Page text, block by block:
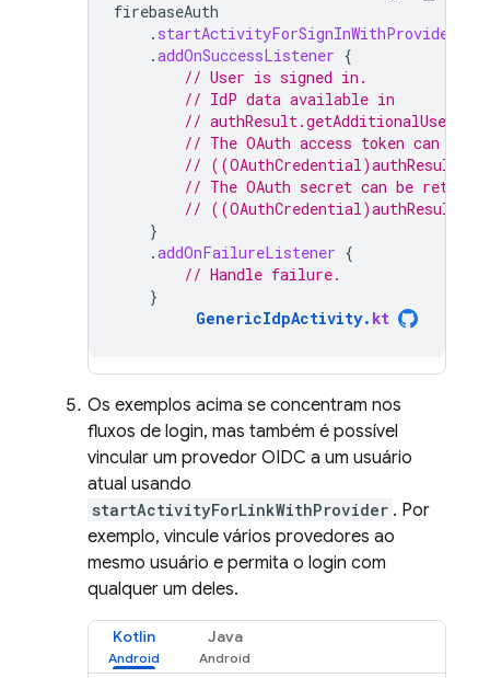
firebaseAuth
. startActivityForSignInWithProvider
.addOnSuccessListener {
// User is signed in.
// IdP data available in
//
// The OAuth access token can
//
// The OAuth secret can be
//
}
.addOnFailureListener {
// Handle failure.
}
GenericIdpActivity. kt
Os exemplos acima se concentram nos
fluxos de login, mas também é possível
vincular um provedor OIDC a um usuário
atual usando
startActivityForLinkWithProvider . Por
exemplo, vincule vários provedores ao
mesmo usuário e permita o login com
qualquer um deles.
Kotlin Java